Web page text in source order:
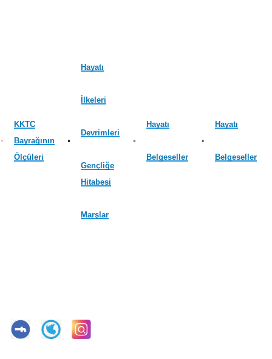
KKTC
Bayrağının
Ölçüleri
Hayatı
İlkeleri
Devrimleri
Gençliğe
Hitabesi
Marşlar
Hayatı
Belgeseller
Hayatı
Belgeseller